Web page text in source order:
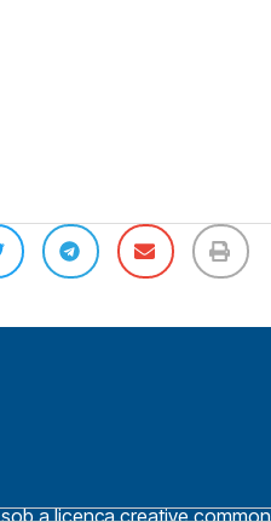
a licença creative